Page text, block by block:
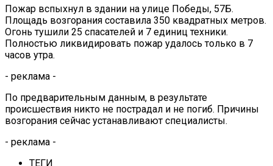
Пожар вспыхнул в здании на улице Победы, 57Б.
Площадь возгорания составила 350 квадратных метров.
Огонь тушили 25 спасателей и 7 единиц техники.
Полностью ликвидировать пожар удалось только в 7
часов утра.
- реклама -
По предварительным данным, в результате
происшествия никто не пострадал и не погиб. Причины
возгорания сейчас устанавливают специалисты.
- реклама -
ТЕГИ